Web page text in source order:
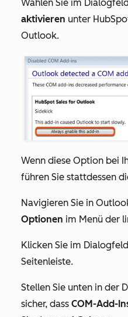
Wählen Sie im Dialogfeld
aktivieren unter
Outlook.
Wenn diese Option bei
führen Sie stattdessen
Navigieren Sie in
Optionen im Menü der
Klicken Sie im
Seitenleiste.
Stellen Sie unten in der
sicher, dass COM-Add-